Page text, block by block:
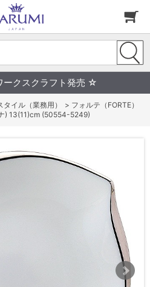
クスクラフト発売 ☆
タイル（業務用） > フォルテ（FORTE）
) 13(11)cm (50554-5249)